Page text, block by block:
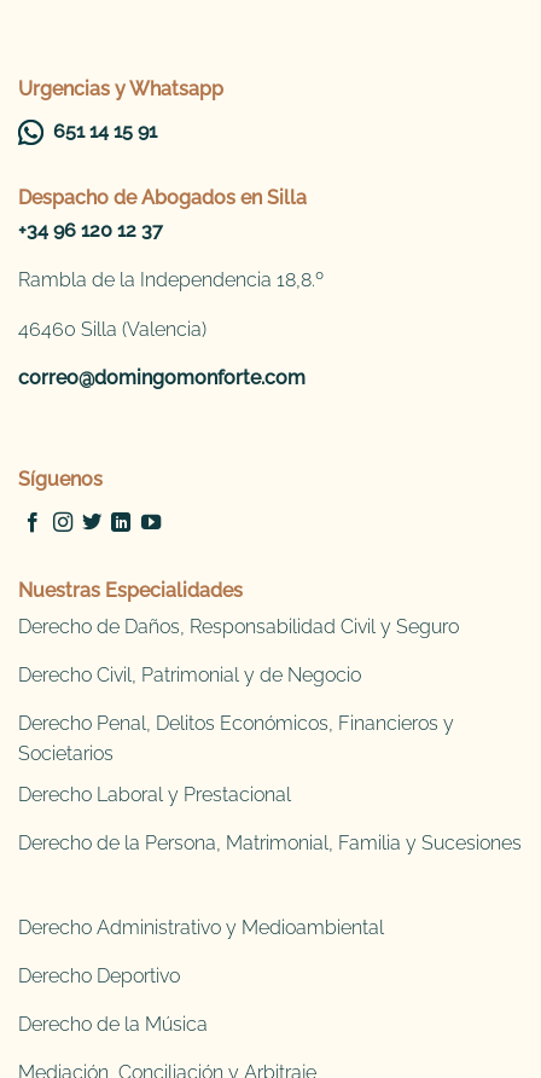
Urgencias y Whatsapp
651 14 15 91
Despacho de Abogados en Silla
+34 96 120 12 37
Rambla de la Independencia 18,8.º
46460 Silla (Valencia)
correo@domingomonforte.com
Síguenos
Nuestras Especialidades
Derecho de Daños, Responsabilidad Civil y Seguro
Derecho Civil, Patrimonial y de Negocio
Derecho Penal, Delitos Económicos, Financieros y
Societarios
Derecho Laboral y Prestacional
Derecho de la Persona, Matrimonial, Familia y Sucesiones
Derecho Administrativo y Medioambiental
Derecho Deportivo
Derecho de la Música
Mediación, Conciliación y Arbitraje